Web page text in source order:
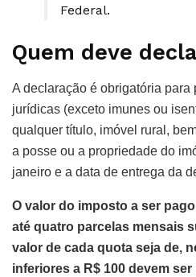
Federal.
Quem deve
A declaração é obrigatória para
jurídicas (exceto imunes ou
qualquer título, imóvel rural,
a posse ou a propriedade do
janeiro e a data de entrega da
O valor do imposto a ser
até quatro parcelas mensais
valor de cada quota seja de,
inferiores a R$ 100 devem